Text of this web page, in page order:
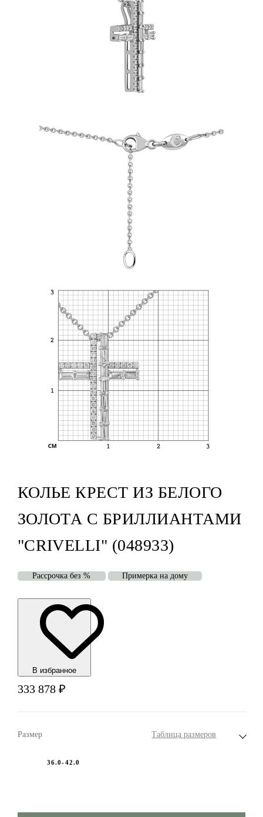
КОЛЬЕ КРЕСТ ИЗ БЕЛОГО
ЗОЛОТА С БРИЛЛИАНТАМИ
"CRIVELLI" (048933)
Рассрочка без % Примерка на дому
В избранноe
333 878 ₽
Размер Таблица размеров
36.0-42.0